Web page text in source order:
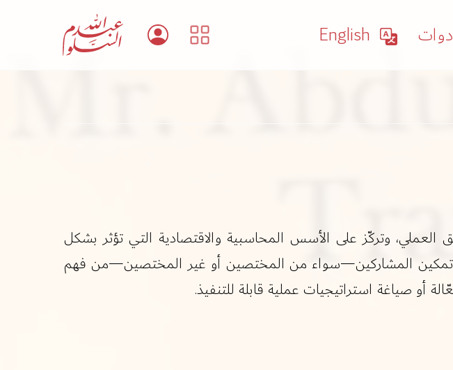
العملي، وتركّز على الأسس المحاسبية والاقتصادية التي تؤثر بشكل
تمكين المشاركين—سواء من المختصين أو غير المختصين—من فهم
أو صياغة استراتيجيات عملية قابلة للتنفيذ.